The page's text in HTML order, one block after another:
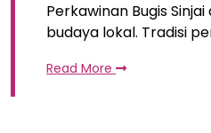
Perkawinan Bugis
budaya lokal. Tradisi
Read More